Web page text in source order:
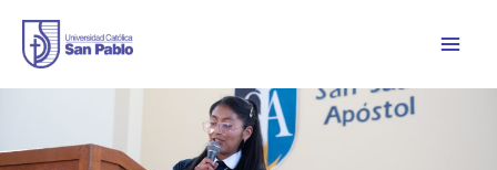
content